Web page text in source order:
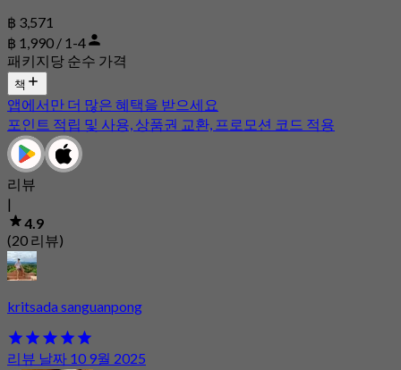
฿ 3,571
฿ 1,990 / 1-4
패키지당 순수 가격
책
앱에서만 더 많은 혜택을 받으세요
포인트 적립 및 사용, 상품권 교환, 프로모션 코드 적용
리뷰
|
4.9
(20 리뷰)
kritsada sanguanpong
리뷰 날짜 10 9월 2025